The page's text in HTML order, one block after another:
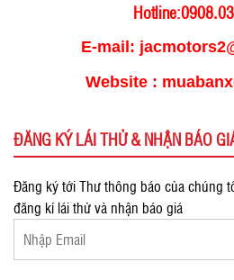
E-mail:
Website :
ĐĂNG KÝ LÁI THỬ & NHẬN BÁO
Đăng ký tới Thư thông báo của chúng
đăng kí lái thử và nhận báo giá